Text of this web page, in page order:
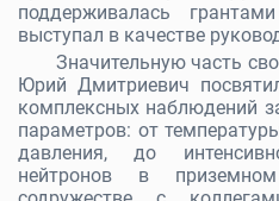
поддерживалась
выступал в качестве
Значительную часть
Юрий Дмитриевич
комплексных наблюдений
параметров: от
давления, до
нейтронов в